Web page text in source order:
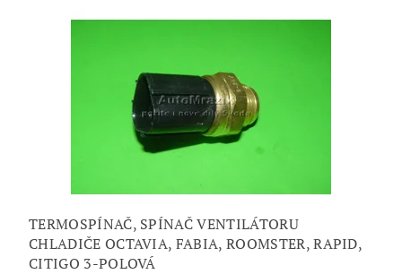
TERMOSPÍNAČ, SPÍNAČ VENTILÁTORU
CHLADIČE OCTAVIA, FABIA, ROOMSTER, RAPID,
CITIGO 3-POLOVÁ